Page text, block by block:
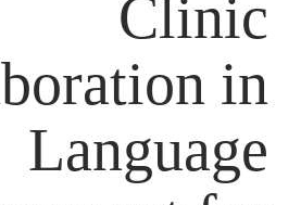
Clinic
in
Language